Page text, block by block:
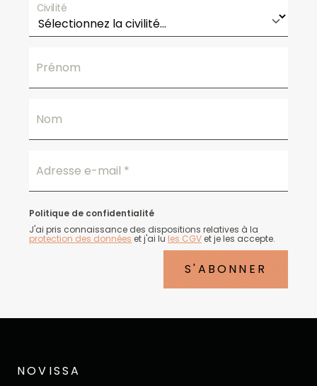
Civilité
Prénom
Nom
Adresse e-mail *
Politique de confidentialité
J'ai pris connaissance des dispositions relatives à la
protection des données et j'ai lu les CGV et je les accepte.
S'ABONNER
NOVISSA